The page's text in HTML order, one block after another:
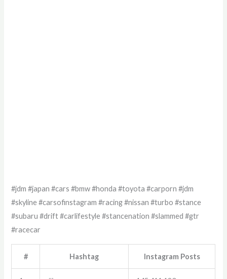
#jdm #japan #cars #bmw #honda #toyota #carporn #jdm
#skyline #carsofinstagram #racing #nissan #turbo #stance
#subaru #drift #carlifestyle #stancenation #slammed #gtr
#racecar
# Hashtag Instagram Posts